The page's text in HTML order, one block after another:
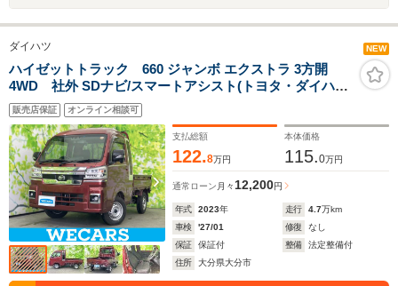
ダイハツ NEW
ハイゼットトラック 660 ジャンボ エクストラ 3方開
4WD 社外 SDナビ/スマートアシスト(トヨタ・ダイハ
ツ)/ドライブレコーダー 社外/ヘッドランプ
LED/Bluetooth接続/EBD付ABS/横滑り防止装置/アイド
リングストップ
販売店保証 オンライン相談可
支払総額
122.8万円
本体価格
115.0万円
通常ローン 月々 12,200円
年式 2023年 走行 4.7万km
車検
'27/01 修復
なし
保証
保証付 整備
法定整備付
住所
大分県大分市